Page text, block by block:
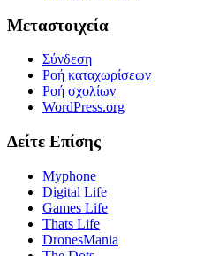
Μεταστοιχεία
Σύνδεση
Ροή καταχωρίσεων
Ροή σχολίων
WordPress.org
Δείτε Επίσης
Myphone
Digital Life
Games Life
Thats Life
DronesMania